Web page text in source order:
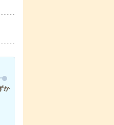
か